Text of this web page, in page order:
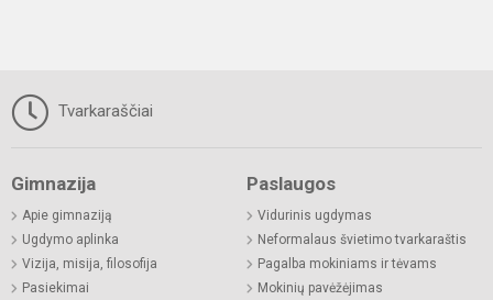
Tvarkaraščiai
Gimnazija
Apie gimnaziją
Ugdymo aplinka
Vizija, misija, filosofija
Pasiekimai
Paslaugos
Vidurinis ugdymas
Neformalaus švietimo tvarkaraštis
Pagalba mokiniams ir tėvams
Mokinių pavėžėjimas